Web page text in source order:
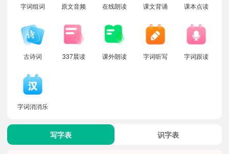
字词组词 原文音频 在线朗读 课文背诵 课本点读
古诗词 337晨读 课外朗读 字词听写 字词跟读
字词消消乐
写字表 识字表